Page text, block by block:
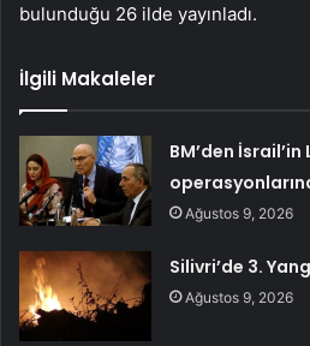
bulunduğu 26 ilde yayınladı.
İlgili Makaleler
BM’den İsrail’in
Ağustos 9, 2026
Silivri’de 3.
Ağustos 9, 2026